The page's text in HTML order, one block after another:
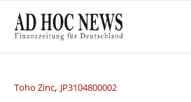
Toho Zinc, JP3104800002